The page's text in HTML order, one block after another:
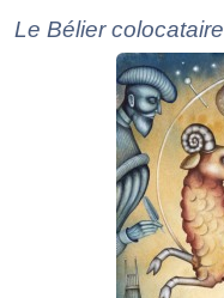
Le Bélier colocataire